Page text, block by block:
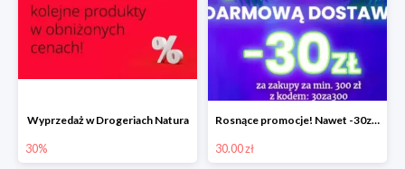
Wyprzedaż w Drogeriach Natura
30%
Rosnące promocje! Nawet -30zł mniej+darmowa dostawa
30.00 zł